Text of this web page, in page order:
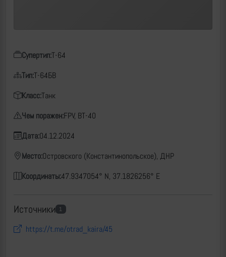
Супертип:Т-64
Тип:Т-64БВ
Класс:Танк
Чем поражен:FPV, ВТ-40
Дата:04.12.2024
Место:Островского (Константинопольское), ДНР
Координаты:47.9347054° N, 37.1826256° E
Источники 1
https://t.me/otrad_kaira/45